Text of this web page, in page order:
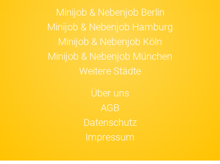
Minijob & Nebenjob Berlin
Minijob & Nebenjob Hamburg
Minijob & Nebenjob Köln
Minijob & Nebenjob München
Weitere Städte
Über uns
AGB
Datenschutz
Impressum